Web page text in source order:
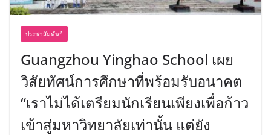
ประชาสัมพันธ์
Guangzhou Yinghao School เผย
วิสัยทัศน์การศึกษาที่พร้อมรับอนาคต
“เราไม่ได้เตรียมนักเรียนเพียงเพื่อก้าว
เข้าสู่มหาวิทยาลัยเท่านั้น แต่ยัง